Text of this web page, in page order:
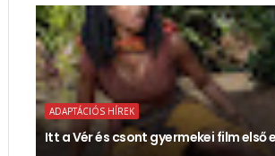
ADAPTÁCIÓS HÍREK
Itt a Vér és csont gyermekei film első